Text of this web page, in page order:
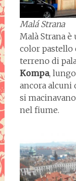
Malá Strana
Malà Strana
color pastello
terreno di
Kompa,
ancora alcuni
si
nel fiume.